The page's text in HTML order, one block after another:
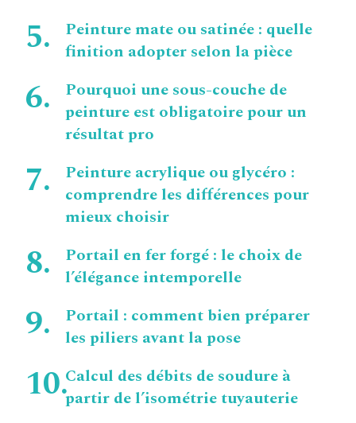
Peinture mate ou satinée : quelle
finition adopter selon la pièce
Pourquoi une sous-couche de
peinture est obligatoire pour un
résultat pro
Peinture acrylique ou glycéro :
comprendre les différences pour
mieux choisir
Portail en fer forgé : le choix de
l’élégance intemporelle
Portail : comment bien préparer
les piliers avant la pose
Calcul des débits de soudure à
partir de l’isométrie tuyauterie